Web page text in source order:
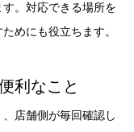
。対応できる場所を
めにも役立ちます。
利なこと
店舗側が毎回確認し